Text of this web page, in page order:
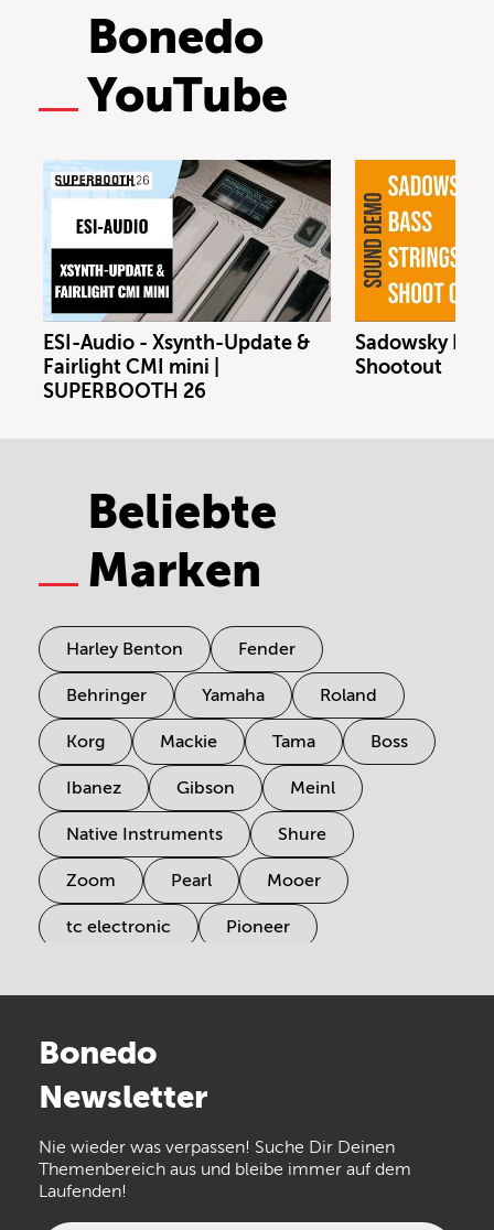
Bonedo
YouTube
ESI-Audio - Xsynth-Update &
Fairlight CMI mini |
SUPERBOOTH 26
Sadowsky
Shootout
Beliebte
Marken
Harley Benton Fender
Behringer Yamaha Roland
Korg Mackie Tama Boss
Ibanez Gibson Meinl
Native Instruments Shure
Zoom Pearl Mooer
tc electronic Pioneer
Arturia
the t.bone
Walrus Audio Epiphone
Bonedo
Newsletter
Nie wieder was verpassen! Suche Dir Deinen
Themenbereich aus und bleibe immer auf dem
Laufenden!